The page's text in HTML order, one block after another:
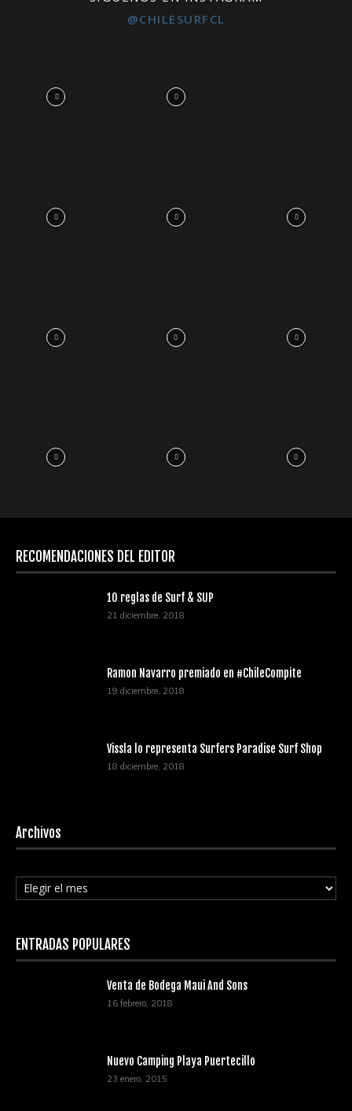
@CHILESURFCL
RECOMENDACIONES DEL EDITOR
10 reglas de Surf & SUP
21 diciembre, 2018
Ramon Navarro premiado en #ChileCompite
19 diciembre, 2018
Vissla lo representa Surfers Paradise Surf Shop
18 diciembre, 2018
Archivos
Archivos
ENTRADAS POPULARES
Venta de Bodega Maui And Sons
16 febrero, 2018
Nuevo Camping Playa Puertecillo
23 enero, 2015